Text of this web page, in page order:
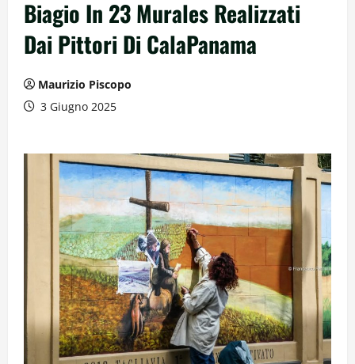
Biagio In 23 Murales Realizzati
Dai Pittori Di CalaPanama
Maurizio Piscopo
3 Giugno 2025